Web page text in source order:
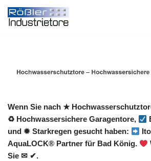
Zum
Wenn Sie nach ★
♻ Hochwassersichere Garagentore,
und ✹ Starkregen gesucht haben:
AquaLOCK® Partner für Bad König.
Sie ✉ ✔.